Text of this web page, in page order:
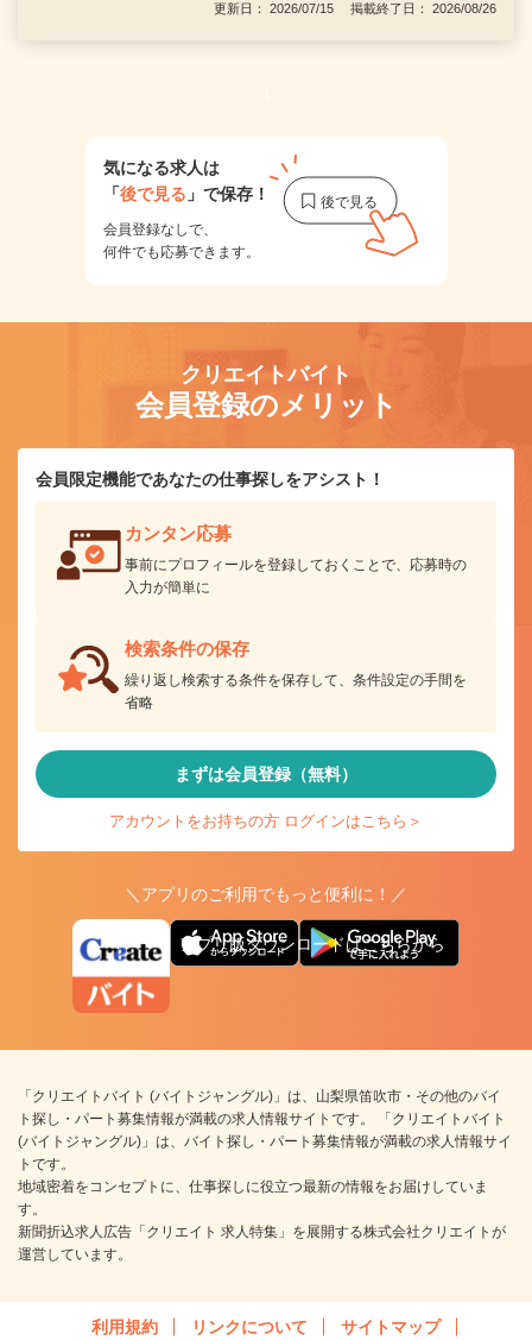
更新日： 2026/07/15 掲載終了日： 2026/08/26
1
気になる求人は
「後で見る 」で保存！
会員登録なしで、
何件でも応募できます。
クリエイトバイト
会員登録のメリット
会員限定機能であなたの仕事探しをアシスト！
カンタン応募
事前にプロフィールを登録しておくことで、応募時の
入力が簡単に
検索条件の保存
繰り返し検索する条件を保存して、条件設定の手間を
省略
まずは会員登録（無料）
アカウントをお持ちの方 ログインはこちら＞
＼アプリのご利用でもっと便利に！／
アプリ版ダウンロードはこちらから
「クリエイトバイト (バイトジャングル)」は、山梨県笛吹市・その他のバイ
ト探し・パート募集情報が満載の求人情報サイトです。 「クリエイトバイト
(バイトジャングル)」は、バイト探し・パート募集情報が満載の求人情報サイ
トです。
地域密着をコンセプトに、仕事探しに役立つ最新の情報をお届けしていま
す。
新聞折込求人広告「クリエイト 求人特集」を展開する株式会社クリエイトが
運営しています。
利用規約 リンクについて サイトマップ